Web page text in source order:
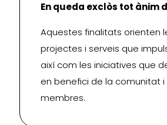
En queda exclòs tot ànim
Aquestes finalitats orienten
projectes i serveis que
així com les iniciatives que
en benefici de la comunitat i
membres.